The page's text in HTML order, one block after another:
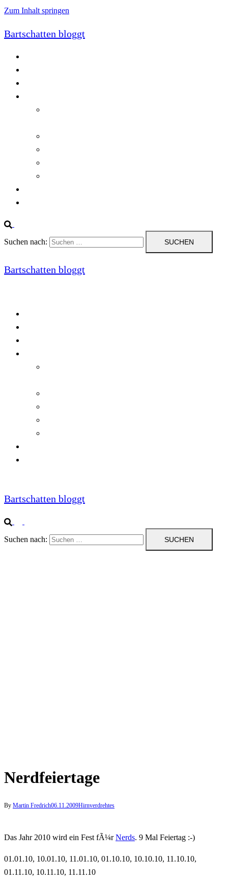
Zum Inhalt springen
Bartschatten bloggt
Suchen nach:
Bartschatten bloggt
Bartschatten bloggt
Suchen nach:
Nerdfeiertage
By Martin Fredrich06.11.2009Hirnverdrehtes
Das Jahr 2010 wird ein Fest fÃ¼rNerds. 9 Mal Feiertag :-)
01.01.10, 10.01.10, 11.01.10, 01.10.10, 10.10.10, 11.10.10,
01.11.10, 10.11.10, 11.11.10